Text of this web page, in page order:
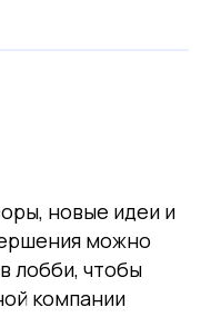
новые идеи и
можно
лобби, чтобы
компании